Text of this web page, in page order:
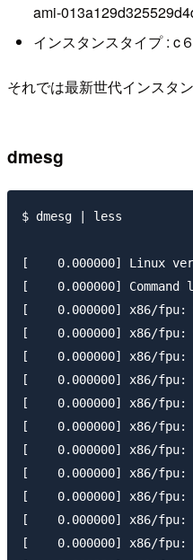
ami-
インスタンスタイプ : c
それでは最新世代インスタ
dmesg
$ dmesg | less
[    0.000000] Linux
[    0.000000] Command
[    0.000000] x86/fpu:
[    0.000000] x86/fpu:
[    0.000000] x86/fpu:
[    0.000000] x86/fpu:
[    0.000000] x86/fpu:
[    0.000000] x86/fpu:
[    0.000000] x86/fpu:
[    0.000000] x86/
[    0.000000] x86/
[    0.000000] x86/
[    0.000000] x86/fpu: